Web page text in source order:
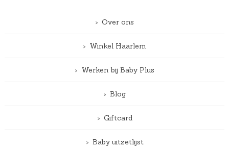
Over ons
Winkel Haarlem
Werken bij Baby Plus
Blog
Giftcard
Baby uitzetlijst